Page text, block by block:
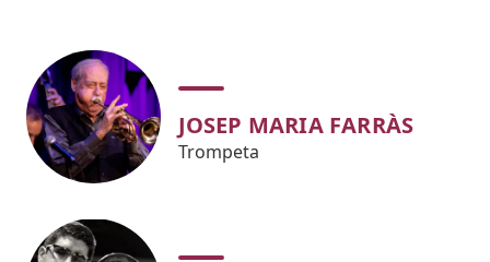
JOSEP MARIA FARRÀS
Trompeta